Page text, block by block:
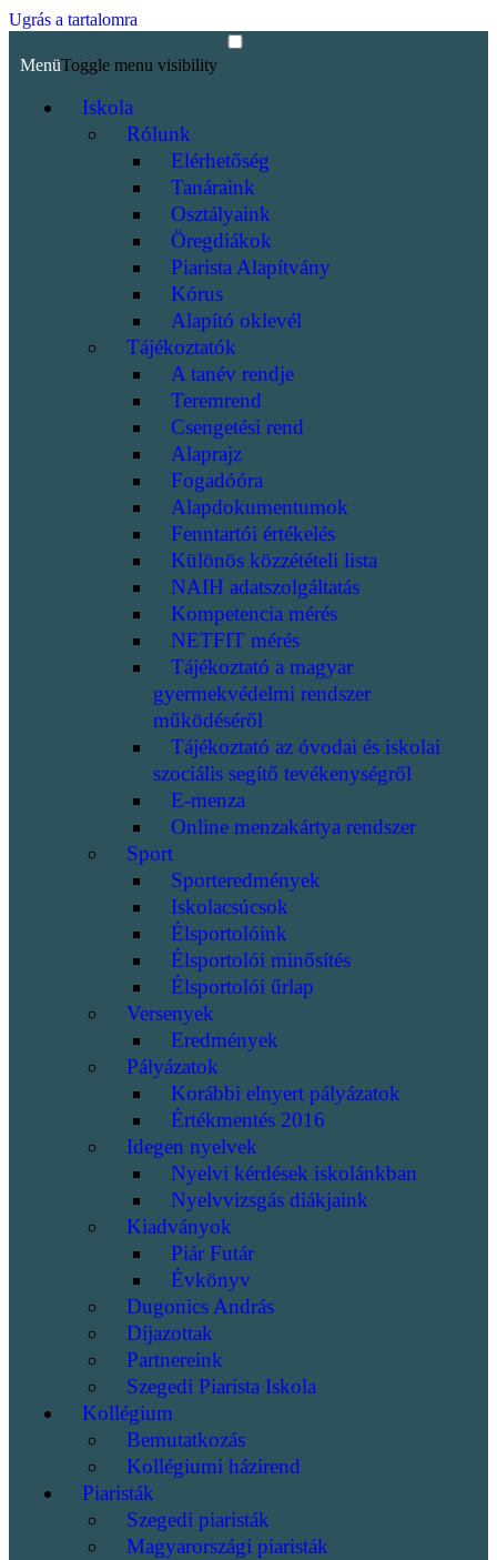
Ugrás a tartalomra
MenüToggle menu visibility
Iskola
Rólunk
Elérhetőség
Tanáraink
Osztályaink
Öregdiákok
Piarista Alapítvány
Kórus
Alapító oklevél
Tájékoztatók
A tanév rendje
Teremrend
Csengetési rend
Alaprajz
Fogadóóra
Alapdokumentumok
Fenntartói értékelés
Különös közzétételi lista
NAIH adatszolgáltatás
Kompetencia mérés
NETFIT mérés
Tájékoztató a magyar
gyermekvédelmi rendszer
működéséről
Tájékoztató az óvodai és iskolai
szociális segítő tevékenységről
E-menza
Online menzakártya rendszer
Sport
Sporteredmények
Iskolacsúcsok
Élsportolóink
Élsportolói minősítés
Élsportolói űrlap
Versenyek
Eredmények
Pályázatok
Korábbi elnyert pályázatok
Értékmentés 2016
Idegen nyelvek
Nyelvi kérdések iskolánkban
Nyelvvizsgás diákjaink
Kiadványok
Piár Futár
Évkönyv
Dugonics András
Díjazottak
Partnereink
Szegedi Piarista Iskola
Kollégium
Bemutatkozás
Kollégiumi házirend
Piaristák
Szegedi piaristák
Magyarországi piaristák